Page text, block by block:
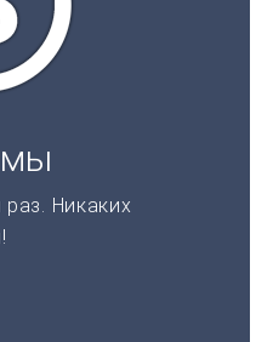
Никаких